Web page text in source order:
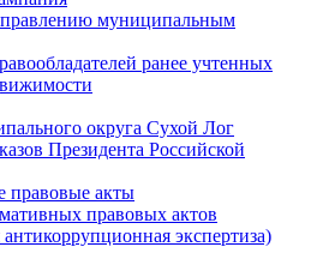
муниципальным
ранее учтенных
округа Сухой Лог
Президента Российской
правовые акты
правовых актов
экспертиза)